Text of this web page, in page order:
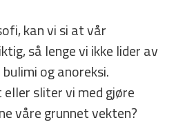
kan vi si at vår
så lenge vi ikke lider av
og anoreksi.
sliter vi med gjøre
våre grunnet vekten?